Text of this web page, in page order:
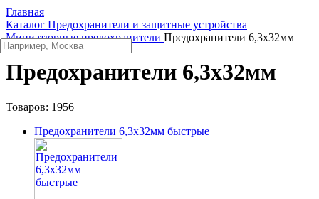
Главная
Каталог Предохранители и защитные устройства
Миниатюрные предохранители Предохранители 6,3x32мм
Предохранители 6,3x32мм
Товаров: 1956
Предохранители 6,3x32мм быстрые